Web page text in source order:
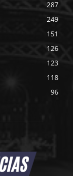
287
249
151
126
123
118
96